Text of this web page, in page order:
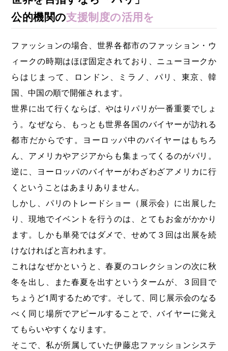
公的機関の支援制度の活用を
ファッションの場合、世界各都市のファッション・ウ
ィークの時期はほぼ固定されており、ニューヨークか
らはじまって、ロンドン、ミラノ、パリ、東京、韓
国、中国の順で開催されます。
世界に出て行くならば、やはりパリが一番重要でしょ
う。なぜなら、もっとも世界各国のバイヤーが訪れる
都市だからです。ヨーロッパ中のバイヤーはもちろ
ん、アメリカやアジアからも集まってくるのがパリ。
逆に、ヨーロッパのバイヤーがわざわざアメリカに行
くということはあまりありません。
しかし、パリのトレードショー（展示会）に出展した
り、現地でイベントを行うのは、とてもお金がかかり
ます。しかも単発ではダメで、せめて３回は出展を続
けなければと言われます。
これはなぜかというと、春夏のコレクションの次に秋
冬を出し、また春夏を出すというタームが、３回目で
ちょうど1周するためです。そして、同じ展示会のなる
べく同じ場所でアピールすることで、バイヤーに覚え
てもらいやすくなります。
そこで、私が所属していた伊藤忠ファッションシステ